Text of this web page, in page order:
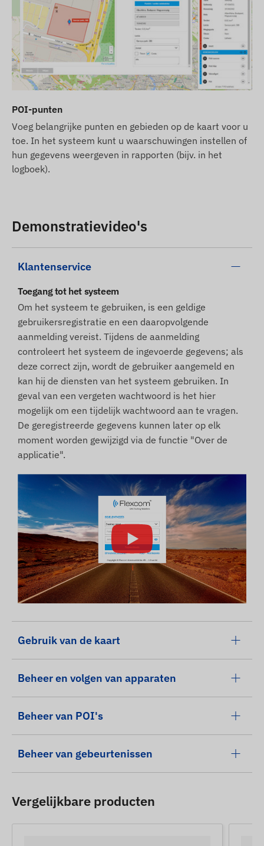
POI-punten
Voeg belangrijke punten en gebieden op de kaart voor u
toe. In het systeem kunt u waarschuwingen instellen of
hun gegevens weergeven in rapporten (bijv. in het
logboek).
Demonstratievideo's
Klantenservice
Toegang tot het systeem
Om het systeem te gebruiken, is een geldige
gebruikersregistratie en een daaropvolgende
aanmelding vereist. Tijdens de aanmelding
controleert het systeem de ingevoerde gegevens; als
deze correct zijn, wordt de gebruiker aangemeld en
kan hij de diensten van het systeem gebruiken. In
geval van een vergeten wachtwoord is het hier
mogelijk om een tijdelijk wachtwoord aan te vragen.
De geregistreerde gegevens kunnen later op elk
moment worden gewijzigd via de functie "Over de
applicatie".
Gebruik van de kaart
Beheer en volgen van apparaten
Beheer van POI's
Beheer van gebeurtenissen
Vergelijkbare producten